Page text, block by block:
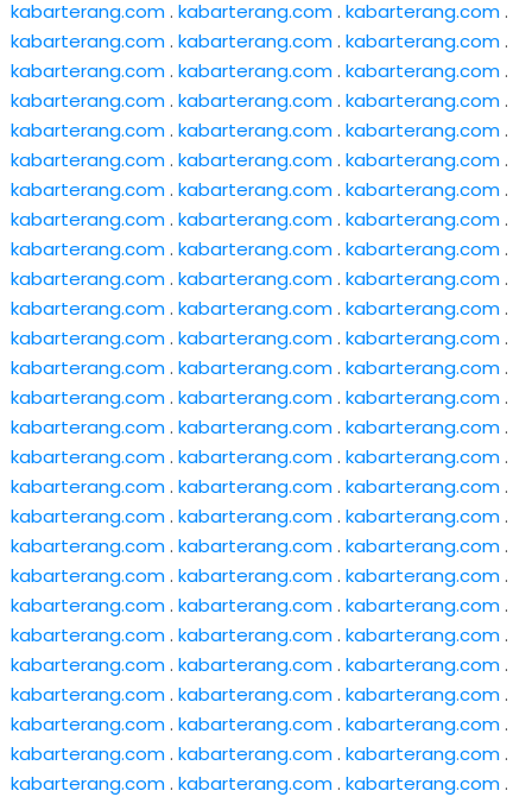
kabarterang.com. kabarterang.com. kabarterang.com.
kabarterang.com. kabarterang.com. kabarterang.com.
kabarterang.com. kabarterang.com. kabarterang.com.
kabarterang.com. kabarterang.com. kabarterang.com.
kabarterang.com. kabarterang.com. kabarterang.com.
kabarterang.com. kabarterang.com. kabarterang.com.
kabarterang.com. kabarterang.com. kabarterang.com.
kabarterang.com. kabarterang.com. kabarterang.com.
kabarterang.com. kabarterang.com. kabarterang.com.
kabarterang.com. kabarterang.com. kabarterang.com.
kabarterang.com. kabarterang.com. kabarterang.com.
kabarterang.com. kabarterang.com. kabarterang.com.
kabarterang.com. kabarterang.com. kabarterang.com.
kabarterang.com. kabarterang.com. kabarterang.com.
kabarterang.com. kabarterang.com. kabarterang.com.
kabarterang.com. kabarterang.com. kabarterang.com.
kabarterang.com. kabarterang.com. kabarterang.com.
kabarterang.com. kabarterang.com. kabarterang.com.
kabarterang.com. kabarterang.com. kabarterang.com.
kabarterang.com. kabarterang.com. kabarterang.com.
kabarterang.com. kabarterang.com. kabarterang.com.
kabarterang.com. kabarterang.com. kabarterang.com.
kabarterang.com. kabarterang.com. kabarterang.com.
kabarterang.com. kabarterang.com. kabarterang.com.
kabarterang.com. kabarterang.com. kabarterang.com.
kabarterang.com. kabarterang.com. kabarterang.com.
kabarterang.com. kabarterang.com. kabarterang.com.